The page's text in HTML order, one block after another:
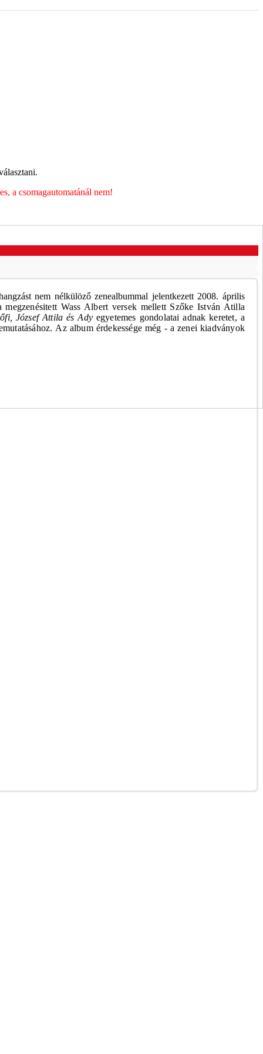
nem nélkülöző zenealbummal jelentkezett 2008. április
Wass Albert versek mellett Szőke István Atilla
József Attila és Ady egyetemes gondolatai adnak keretet, a
Az album érdekessége még - a zenei kiadványok
a csomagautomatánál nem!